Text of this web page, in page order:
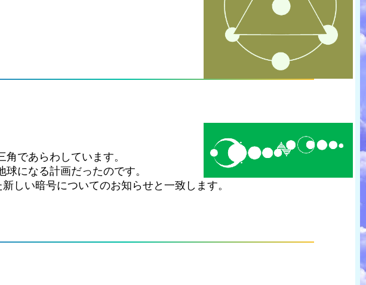
であらわしています。
になる計画だったのです。
しい暗号についてのお知らせと一致します。